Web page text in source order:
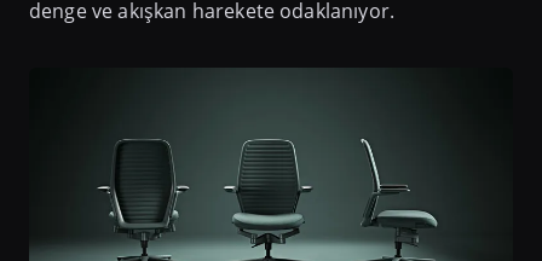
denge ve akışkan harekete odaklanıyor.